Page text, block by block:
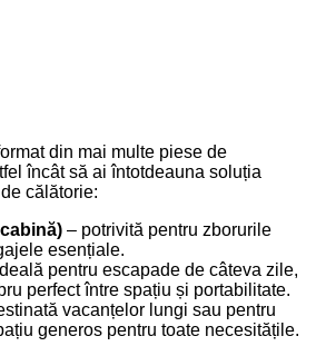
din mai multe piese de
încât să ai întotdeauna soluția
călătorie:
– potrivită pentru zborurile
esențiale.
pentru escapade de câteva zile,
perfect între spațiu și portabilitate.
vacanțelor lungi sau pentru
generos pentru toate necesitățile.